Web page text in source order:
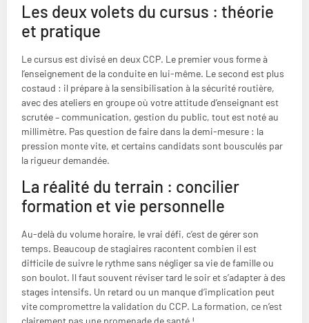
Les deux volets du cursus : théorie
et pratique
Le cursus est divisé en deux CCP. Le premier vous forme à
l’enseignement de la conduite en lui-même. Le second est plus
costaud : il prépare à la sensibilisation à la sécurité routière,
avec des ateliers en groupe où votre attitude d’enseignant est
scrutée – communication, gestion du public, tout est noté au
millimètre. Pas question de faire dans la demi-mesure : la
pression monte vite, et certains candidats sont bousculés par
la rigueur demandée.
La réalité du terrain : concilier
formation et vie personnelle
Au-delà du volume horaire, le vrai défi, c’est de gérer son
temps. Beaucoup de stagiaires racontent combien il est
difficile de suivre le rythme sans négliger sa vie de famille ou
son boulot. Il faut souvent réviser tard le soir et s’adapter à des
stages intensifs. Un retard ou un manque d’implication peut
vite compromettre la validation du CCP. La formation, ce n’est
clairement pas une promenade de santé !